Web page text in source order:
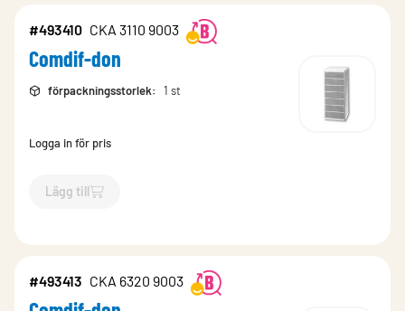
#493410 CKA 3110 9003
Comdif-don
förpackningsstorlek: 1 st
Logga in för pris
Lägg till
`$Lägg till
#493413 CKA 6320 9003